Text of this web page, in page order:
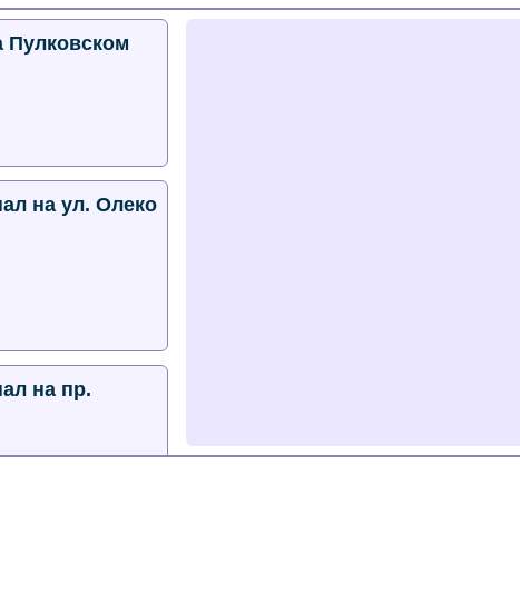
Пулковском
на ул. Олеко
на пр.